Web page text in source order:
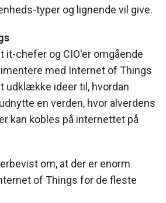
typer og lignende vil give.
it-chefer og CIO'er omgående
med Internet of Things
udklække ideer til, hvordan
en verden, hvor alverdens
kan kobles på internettet på
om, at der er enorm
of Things for de fleste